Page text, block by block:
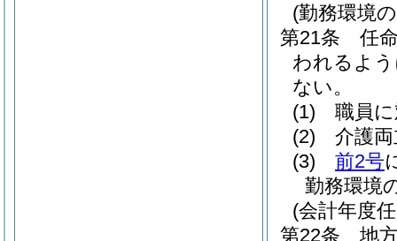
(勤務環境
第21条
任
われるよ
ない。
(1)
職員
(2)
介護
(3)
前2号
勤務環境
(会計年度
第22条
地